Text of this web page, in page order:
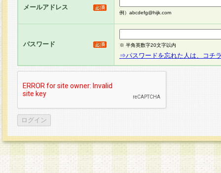
メールアドレス
例）abcdefg@hijk.com
パスワード ※ 半角英数字20文字以内
⇒パスワードを忘れた人は、コチ